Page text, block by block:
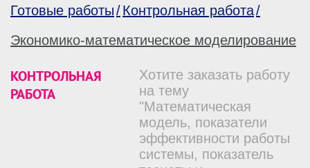
Готовые работы
Контрольная работа
Экономико-математическое моделирование
КОНТРОЛЬНАЯ
РАБОТА
Хотите заказать работу
на тему
"Математическая
модель, показатели
эффективности работы
системы, показатель